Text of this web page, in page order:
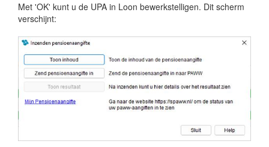
Met 'OK' kunt u de UPA in Loon bewerkstelligen. Dit scherm
verschijnt: